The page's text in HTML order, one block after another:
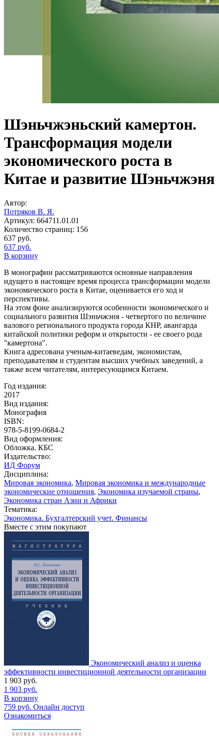
Шэньчжэньский камертон.
Трансформация модели
экономического роста в
Китае и развитие Шэньчжэня
Автор:
Потряков В. Я.
Артикул: 664711.01.01
Количество страниц: 156
637 руб.
637 руб.
В корзину
В монографии рассматриваются основные направления
идущего в настоящее время процесса трансформации модели
экономического роста в Китае, оценивается его ход и
перспективы.
На этом фоне анализируются особенности экономического и
социального развития Шэньчжэня - четвертого по величине
валового регионального продукта города КНР, авангарда
китайской политики реформ и открытости - ее своего рода
"камертона".
Книга адресована ученым-китаеведам, экономистам,
преподавателям и студентам высших учебных заведений, а
также всем читателям, интересующимся Китаем.
Год издания:
2017
Вид издания:
Монография
ISBN:
978-5-8199-0684-2
Вид оформления:
Обложка. КБС
Издательство:
ИД Форум
Дисциплина:
Мировая экономика, Мировая экономика и международные
экономические отношения, Экономика изучаемой страны,
Экономика стран Азии и Африки
Тематика:
Экономика. Бухгалтерский учет. Финансы
Вместе с этим покупают
Экономический анализ и оценка
эффективности инвестиционной деятельности организации
1 903 руб.
1 903 руб.
В корзину
759 руб. Онлайн доступ
Ознакомиться